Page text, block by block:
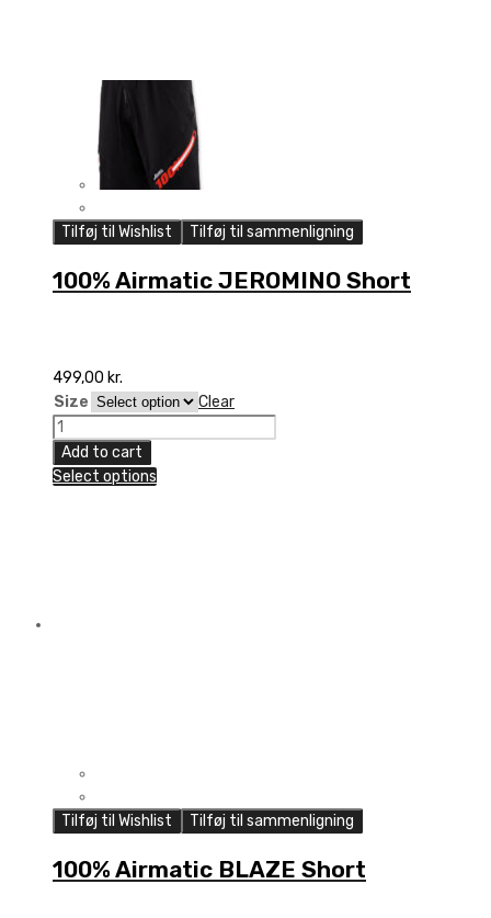
Tilføj til Wishlist Tilføj til sammenligning
100% Airmatic JEROMINO Short
499,00 kr.
Size
Clear
100%
Airmatic
JEROMINO
Add to cart
Select options
Tilføj til Wishlist Tilføj til sammenligning
100% Airmatic BLAZE Short